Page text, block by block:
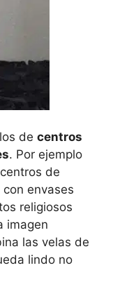
de centros
. Por ejemplo
de
envases
religiosos
imagen
las velas de
lindo no